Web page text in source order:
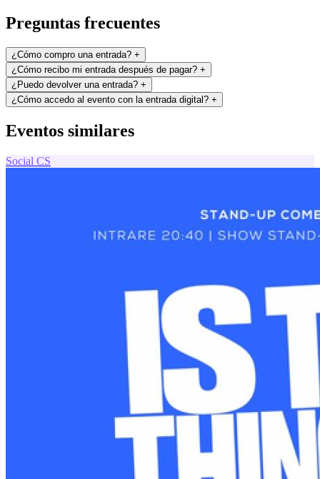
Preguntas frecuentes
¿Cómo compro una entrada? +
¿Cómo recibo mi entrada después de pagar? +
¿Puedo devolver una entrada? +
¿Cómo accedo al evento con la entrada digital? +
Eventos similares
Social CS